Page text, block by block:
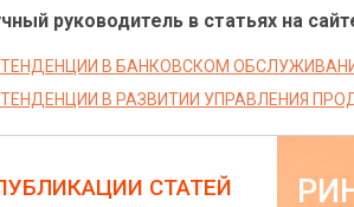
руководитель в статьях на
ТЕНДЕНЦИИ В БАНКОВСКОМ
ТЕНДЕНЦИИ В РАЗВИТИИ УПРАВЛЕНИЯ
СТАТЕЙ